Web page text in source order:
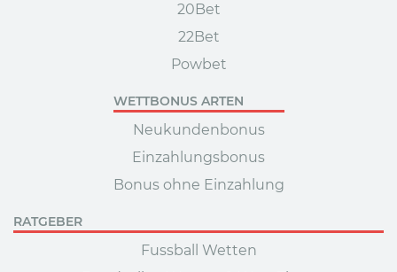
20Bet
22Bet
Powbet
WETTBONUS ARTEN
Neukundenbonus
Einzahlungsbonus
Bonus ohne Einzahlung
RATGEBER
Fussball Wetten